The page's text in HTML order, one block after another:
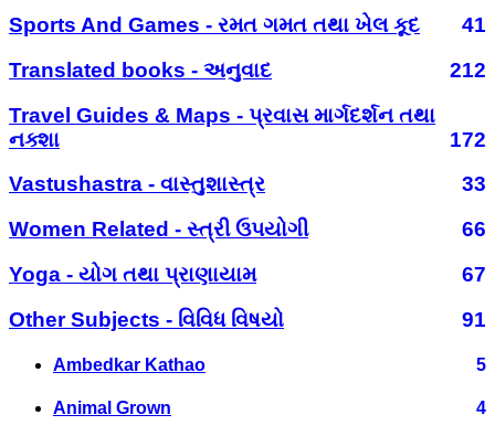
Sports And Games - રમત ગમત તથા ખેલ કૂદ
41
Translated books - અનુવાદ
212
Travel Guides & Maps - પ્રવાસ માર્ગદર્શન તથા
નક્શા
172
Vastushastra - વાસ્તુશાસ્ત્ર
33
Women Related - સ્ત્રી ઉપયોગી
66
Yoga - યોગ તથા પ્રાણાયામ
67
Other Subjects - વિવિધ વિષયો
91
Ambedkar Kathao 5
Animal Grown 4